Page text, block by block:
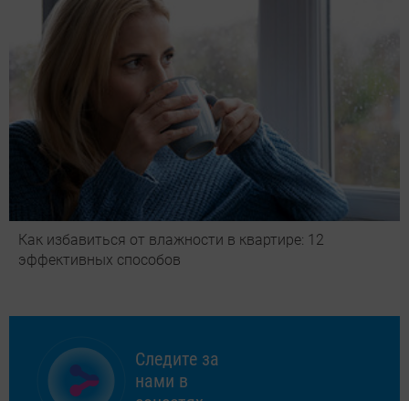
Как избавиться от влажности в квартире: 12
эффективных способов
Следите за
нами в